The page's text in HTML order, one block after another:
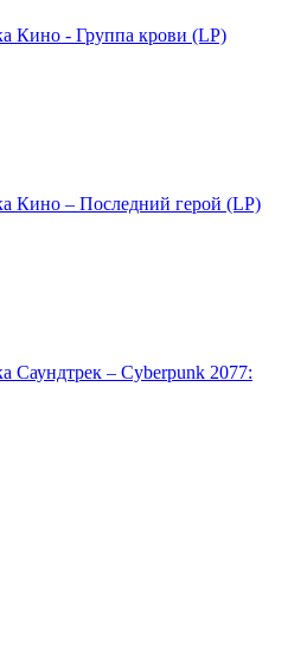
Кино - Группа крови (LP)
Кино – Последний герой (LP)
Саундтрек – Cyberpunk 2077: